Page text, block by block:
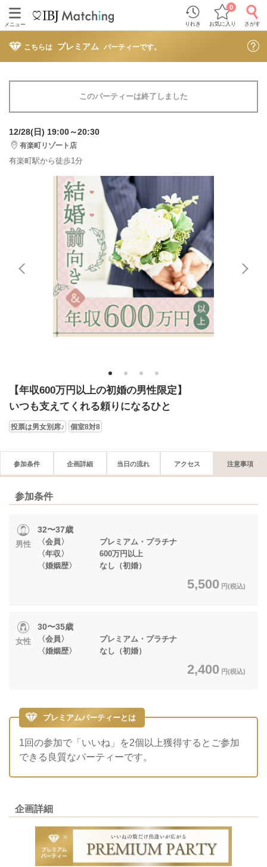
メニュー りれき お気に入り
0
さがす
こちらは プレミアム パーティーです。
このパーティーは終了しました
12/28(日) 19:00～20:30
有楽町リゾート店
有楽町駅から徒歩1分
1 2 3 4
【年収600万円以上の初婚の男性限定】
いつも支えてくれる頼りになるひと
投票は男女別席♪ 個室8対8
参加条件 企画詳細 当日の流れ アクセス 注意事項
参加条件
男性
32〜37歳
〈会員〉 プレミアム・プラチナ
〈年収〉 600万円以上
〈婚姻歴〉 なし（初婚）
5,500 円(税込)
女性
30〜35歳
〈会員〉 プレミアム・プラチナ
〈婚姻歴〉 なし（初婚）
2,400 円(税込)
プレミアムパーティーとは
1回の参加で「いいね」を2個以上獲得するとご参加
できる良質なパーティーです。
企画詳細